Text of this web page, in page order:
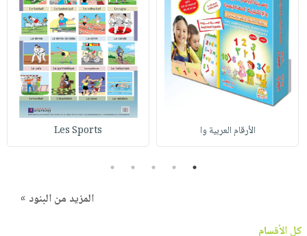
الأرقام العربية وا Les Sports
1
2
3
4
5
المزيد من البنود »
كل الأقسام